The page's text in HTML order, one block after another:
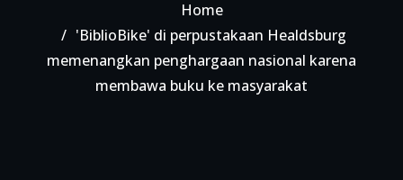
Home
'BiblioBike' di perpustakaan Healdsburg
memenangkan penghargaan nasional karena
membawa buku ke masyarakat